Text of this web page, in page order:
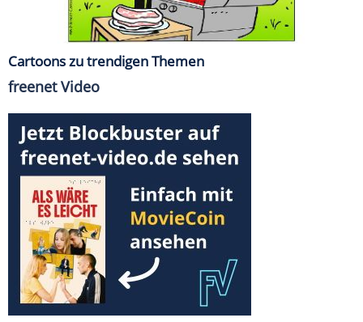
Cartoons zu trendigen Themen
freenet Video